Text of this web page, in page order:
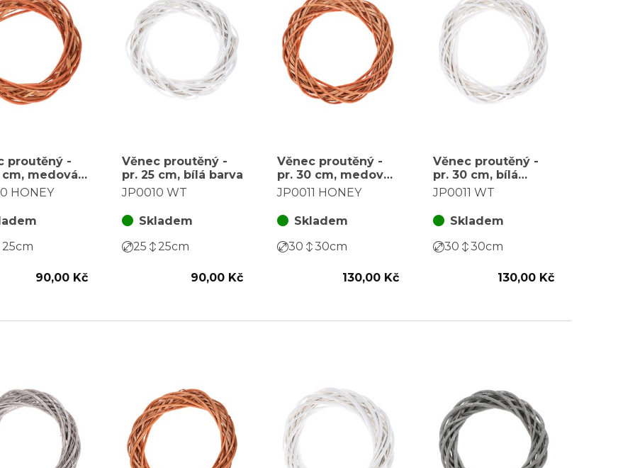
proutěný -
cm, medová
HONEY
25cm
90,00 Kč
Věnec proutěný -
pr. 25 cm, bílá barva
JP0010 WT
Skladem
25
25cm
90,00 Kč
Věnec proutěný -
pr. 30 cm, medová
barva
JP0011 HONEY
Skladem
30
30cm
130,00 Kč
Věnec proutěný -
pr. 30 cm, bílá
barva
JP0011 WT
Skladem
30
30cm
130,00 Kč